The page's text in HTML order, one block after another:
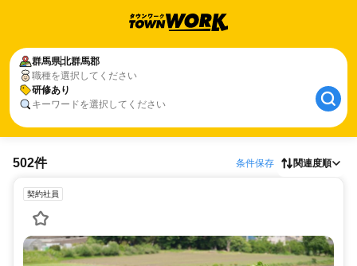
群馬県北群馬郡
職種を選択してください
研修あり
キーワードを選択してください
502件 条件保存 関連度順
契約社員